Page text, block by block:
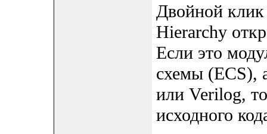
Двойной
Hierarchy
Если это
схемы (ECS),
или Verilog, то
исходного